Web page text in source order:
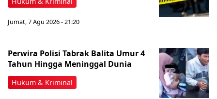
Jumat, 7 Agu 2026 - 21:20
Hukum & Kriminal
Perwira Polisi Tabrak Balita Umur 4
Tahun Hingga Meninggal Dunia